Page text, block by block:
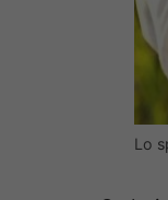
Lo